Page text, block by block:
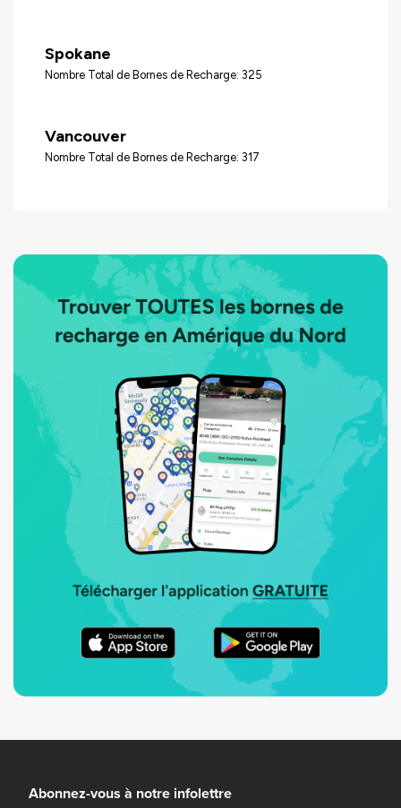
Spokane
Nombre Total de Bornes de Recharge: 325
Vancouver
Nombre Total de Bornes de Recharge: 317
Abonnez-vous à notre infolettre